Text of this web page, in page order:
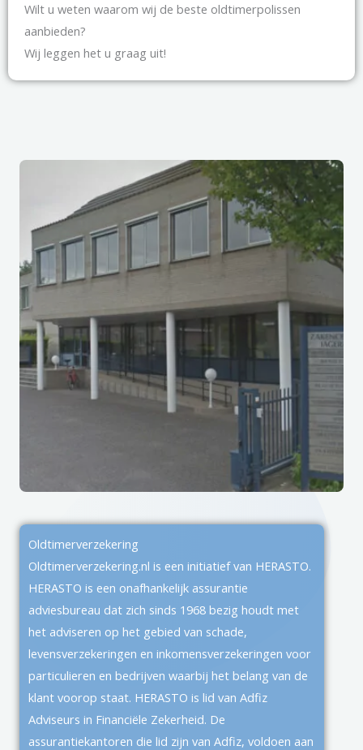
Wilt u weten waarom wij de beste oldtimerpolissen
aanbieden?
Wij leggen het u graag uit!
Oldtimerverzekering
Oldtimerverzekering.nl is een initiatief van HERASTO.
HERASTO is een onafhankelijk assurantie
adviesbureau dat zich sinds 1968 bezig houdt met
het adviseren op het gebied van schade,
levensverzekeringen en inkomensverzekeringen voor
particulieren en bedrijven waarbij het belang van de
klant voorop staat. HERASTO is lid van Adfiz
Adviseurs in Financiële Zekerheid. De
assurantiekantoren die lid zijn van Adfiz, voldoen aan